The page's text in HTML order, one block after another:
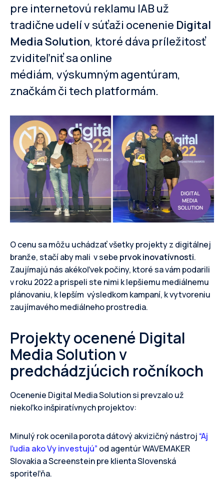
pre internetovú reklamu IAB už
tradične udelí v súťaži ocenenie Digital
Media Solution, ktoré dáva príležitosť
zviditeľniť sa online
médiám, výskumným agentúram,
značkám či tech platformám.
O cenu sa môžu uchádzať všetky projekty z digitálnej
branže, stačí aby mali v sebe prvok inovatívnosti.
Zaujímajú nás akékoľvek počiny, ktoré sa vám podarili
v roku 2022 a prispeli ste nimi k lepšiemu mediálnemu
plánovaniu, k lepším výsledkom kampaní, k vytvoreniu
zaujímavého mediálneho prostredia.
Projekty ocenené Digital
Media Solution v
predchádzjúcich ročníkoch
Ocenenie Digital Media Solution si prevzalo už
niekoľko inšpiratívnych projektov:
Minulý rok ocenila porota dátový akvizičný nástroj “Aj
ľudia ako Vy investujú” od agentúr WAVEMAKER
Slovakia a Screenstein pre klienta Slovenská
sporiteľňa.